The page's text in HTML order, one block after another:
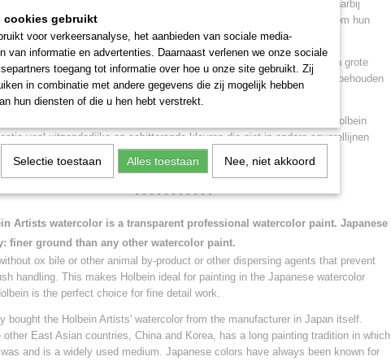
Oost Aziatische landen, China en Korea, een lange schildertraditie waarbij
veel gebruikt medium was en is. Japanse kleuren staan ​​altijd bekend om hun
Holbein zet dezelfde traditie voort.
produceert Holbein een groot palet van transparante aquarellen met een grote
en kleurkracht, waardoor de mooie kleuren gedurende lange perioden behouden
die traditioneel in Europese kunst worden gebruikt, bevat de Holbein
veel uitzonderlijke en schitterende kleuren die niet in andere aquarellijnen
* * * * * * * * * * *
Artists watercolor is a transparent professional watercolor paint. Japanese
finer ground than any other watercolor paint.
ox bile or other animal by-product or other dispersing agents that prevent
handling. This makes Holbein ideal for painting in the Japanese watercolor
is the perfect choice for fine detail work.
bought the Holbein Artists' watercolor from the manufacturer in Japan itself.
other East Asian countries, China and Korea, has a long painting tradition in which
and is a widely used medium. Japanese colors have always been known for
cookies gebruikt
voor verkeersanalyse, het aanbieden van sociale media-
van informatie en advertenties. Daarnaast verlenen we onze sociale
toegang tot informatie over hoe u onze site gebruikt. Zij
in combinatie met andere gegevens die zij mogelijk hebben
hun diensten of die u hen hebt verstrekt.
Selectie toestaan Alles toestaan Nee, niet akkoord